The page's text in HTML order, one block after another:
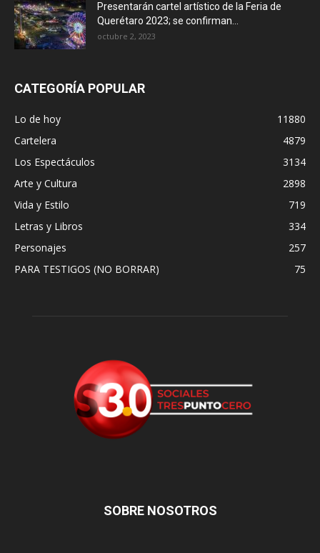
Presentarán cartel artístico de la Feria de
Querétaro 2023; se confirman...
octubre 2, 2023
CATEGORÍA POPULAR
Lo de hoy
11880
Cartelera
4879
Los Espectáculos
3134
Arte y Cultura
2898
Vida y Estilo
719
Letras y Libros
334
Personajes
257
PARA TESTIGOS (NO BORRAR)
75
SOBRE NOSOTROS